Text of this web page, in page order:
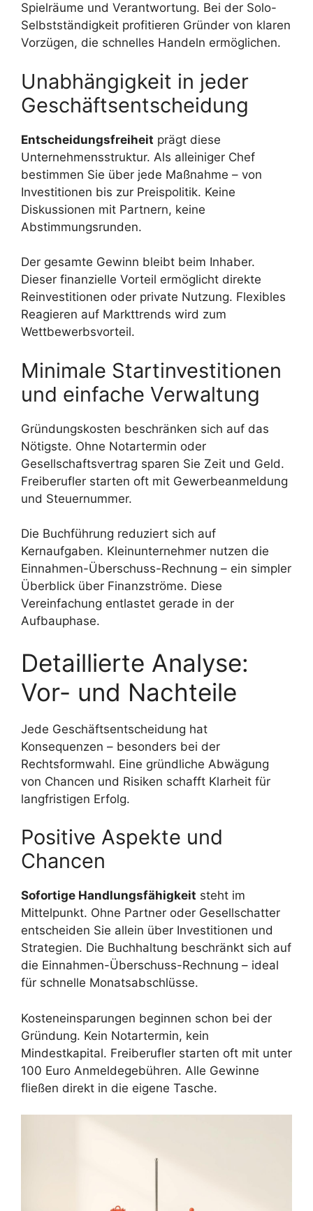
Spielräume und Verantwortung. Bei der Solo-
Selbstständigkeit profitieren Gründer von klaren
Vorzügen, die schnelles Handeln ermöglichen.
Unabhängigkeit in jeder
Geschäftsentscheidung
Entscheidungsfreiheit prägt diese
Unternehmensstruktur. Als alleiniger Chef
bestimmen Sie über jede Maßnahme – von
Investitionen bis zur Preispolitik. Keine
Diskussionen mit Partnern, keine
Abstimmungsrunden.
Der gesamte Gewinn bleibt beim Inhaber.
Dieser finanzielle Vorteil ermöglicht direkte
Reinvestitionen oder private Nutzung. Flexibles
Reagieren auf Markttrends wird zum
Wettbewerbsvorteil.
Minimale Startinvestitionen
und einfache Verwaltung
Gründungskosten beschränken sich auf das
Nötigste. Ohne Notartermin oder
Gesellschaftsvertrag sparen Sie Zeit und Geld.
Freiberufler starten oft mit Gewerbeanmeldung
und Steuernummer.
Die Buchführung reduziert sich auf
Kernaufgaben. Kleinunternehmer nutzen die
Einnahmen-Überschuss-Rechnung – ein simpler
Überblick über Finanzströme. Diese
Vereinfachung entlastet gerade in der
Aufbauphase.
Detaillierte Analyse:
Vor- und Nachteile
Jede Geschäftsentscheidung hat
Konsequenzen – besonders bei der
Rechtsformwahl. Eine gründliche Abwägung
von Chancen und Risiken schafft Klarheit für
langfristigen Erfolg.
Positive Aspekte und
Chancen
Sofortige Handlungsfähigkeit steht im
Mittelpunkt. Ohne Partner oder Gesellschatter
entscheiden Sie allein über Investitionen und
Strategien. Die Buchhaltung beschränkt sich auf
die Einnahmen-Überschuss-Rechnung – ideal
für schnelle Monatsabschlüsse.
Kosteneinsparungen beginnen schon bei der
Gründung. Kein Notartermin, kein
Mindestkapital. Freiberufler starten oft mit unter
100 Euro Anmeldegebühren. Alle Gewinne
fließen direkt in die eigene Tasche.